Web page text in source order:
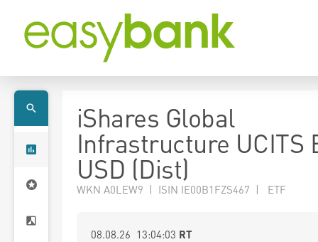
iShares Global
Infrastructure UCITS
USD (Dist)
WKN A0LEW9 | ISIN IE00B1FZS467 | ETF
08.08.26 13:04:03 RT